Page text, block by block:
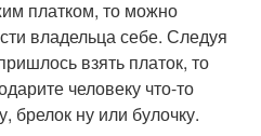
платком, то можно
владельца себе. Следуя
взять платок, то
человеку что-то
брелок ну или булочку.